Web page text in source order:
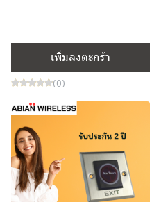
เพิ่มลงตะกร้า
(0)